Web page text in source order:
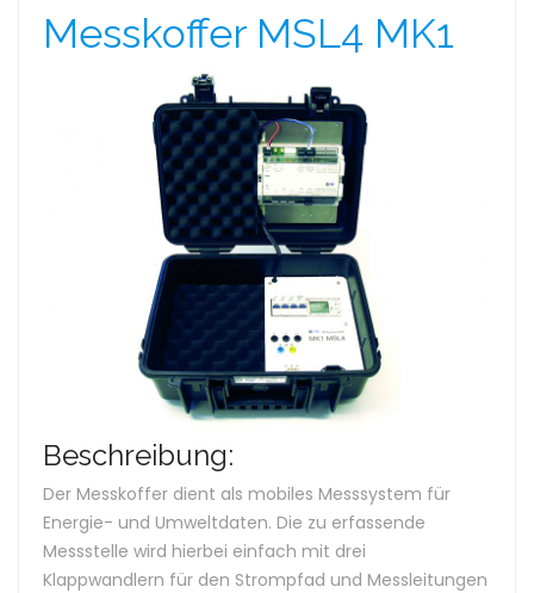
Messkoffer MSL4 MK1
Beschreibung:
Der Messkoffer dient als mobiles Messsystem für
Energie- und Umweltdaten. Die zu erfassende
Messstelle wird hierbei einfach mit drei
Klappwandlern für den Strompfad und Messleitungen